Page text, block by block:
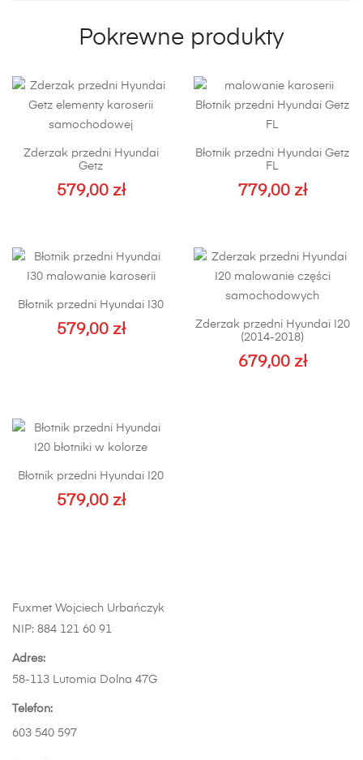
Pokrewne produkty
Zderzak przedni Hyundai
Getz
579,00 zł
Błotnik przedni Hyundai Getz
FL
779,00 zł
ma
wiele
wariantów.
można
na
Błotnik przedni Hyundai I30
579,00 zł
wariantów.
Opcje
na
Zderzak przedni Hyundai I20
(2014-2018)
679,00 zł
Błotnik przedni Hyundai I20
579,00 zł
na
Fuxmet Wojciech Urbańczyk
NIP: 884 121 60 91
Adres:
58-113 Lutomia Dolna 47G
Telefon:
603 540 597